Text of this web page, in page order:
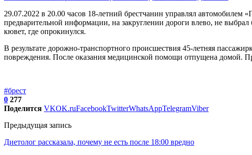
29.07.2022 в 20.00 часов 18-летний брестчанин управлял
предварительной информации, на закруглении дороги влево, не
кювет, где опрокинулся.
В результате дорожно-транспортного происшествия 45-летняя
повреждения. После оказания медицинской помощи отпущена домой.
#брест
0 277
Поделится VKOK.ruFacebookTwitterWhatsAppTelegramViber
Предыдущая запись
Диетолог рассказала, почему не есть после 18:00 вредно